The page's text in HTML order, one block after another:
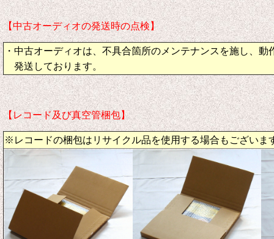
【中古オーディオの発送時の点検】
・中古オーディオは、不具合箇所のメンテナンスを施し、動
発送しております。
【レコード及び真空管梱包】
※レコードの梱包はリサイクル品を使用する場合もございま